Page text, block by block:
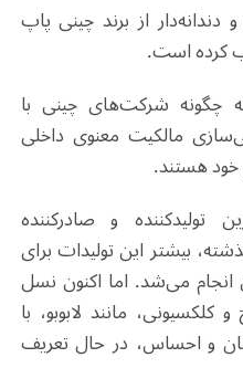
از برند چینی پاپ
کرده است.
شرکت‌های چینی با
مالکیت معنوی داخلی
و صادرکننده
بیشتر این تولیدات برای
انجام می‌شد. اما اکنون نسل
مانند لابوبو، با
و احساس، در حال تعریف